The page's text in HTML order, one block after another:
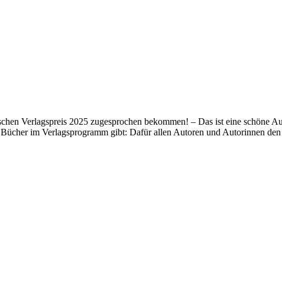
Verlagspreis 2025 zugesprochen bekommen! – Das ist eine schöne
im Verlagsprogramm gibt: Dafür allen Autoren und Autorinnen